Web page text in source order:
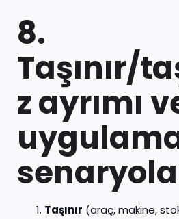
8.
Taşınır/
z ayrımı
Taşınır (araç, makine,